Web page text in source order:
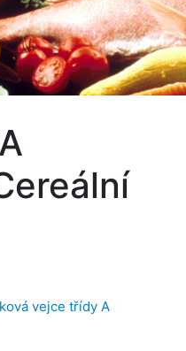
vejce třídy A